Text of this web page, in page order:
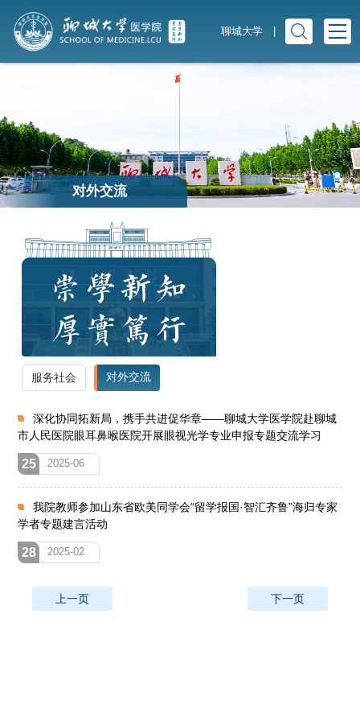
聊城大学
对外交流
服务社会 对外交流
深化协同拓新局，携手共进促华章——聊城大学医学院赴聊城
市人民医院眼耳鼻喉医院开展眼视光学专业申报专题交流学习
25 2025-06
我院教师参加山东省欧美同学会“留学报国·智汇齐鲁”海归专家
学者专题建言活动
28 2025-02
上一页 下一页